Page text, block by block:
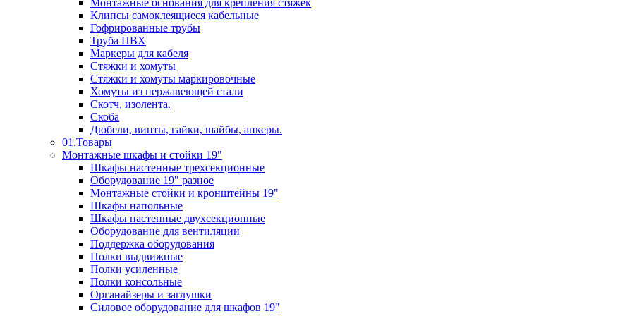
Монтажные основания для крепления стяжек
Клипсы самоклеящиеся кабельные
Гофрированные трубы
Труба ПВХ
Маркеры для кабеля
Стяжки и хомуты
Стяжки и хомуты маркировочные
Хомуты из нержавеющей стали
Скотч, изолента.
Скоба
Дюбели, винты, гайки, шайбы, анкеры.
01.Товары
Монтажные шкафы и стойки 19"
Шкафы настенные трехсекционные
Оборудование 19" разное
Монтажные стойки и кронштейны 19"
Шкафы напольные
Шкафы настенные двухсекционные
Оборудование для вентиляции
Поддержка оборудования
Полки выдвижные
Полки усиленные
Полки консольные
Органайзеры и заглушки
Силовое оборудование для шкафов 19"